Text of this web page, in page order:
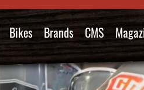
Bikes Brands CMS